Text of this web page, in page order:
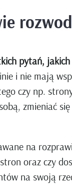
pytań,
i nie mają
czy np.
zmieniać
na
oraz czy
na swoją